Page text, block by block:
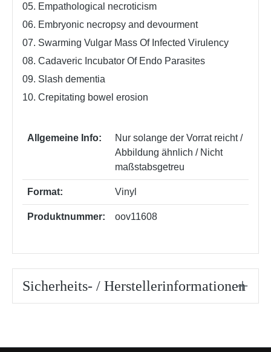
05. Empathological necroticism
06. Embryonic necropsy and devourment
07. Swarming Vulgar Mass Of Infected Virulency
08. Cadaveric Incubator Of Endo Parasites
09. Slash dementia
10. Crepitating bowel erosion
Allgemeine Info:
Nur solange der Vorrat reicht /
Abbildung ähnlich / Nicht
maßstabsgetreu
Format: Vinyl
Produktnummer: oov11608
Sicherheits- / Herstellerinformationen